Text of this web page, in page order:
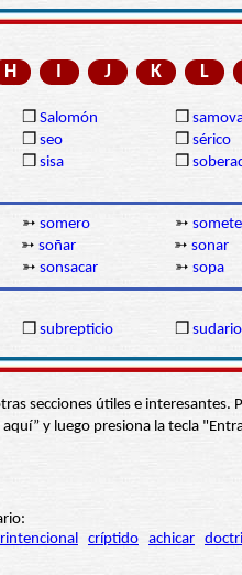
H I J K L
❒ Salomón ❒
❒ seo ❒ sérico
❒ sisa ❒
➳ somero ➳
➳ soñar ➳ sonar
➳ sonsacar ➳ sopa
❒ subrepticio ❒ sudario
secciones útiles e
aquí” y luego presiona la tecla
críptido achicar